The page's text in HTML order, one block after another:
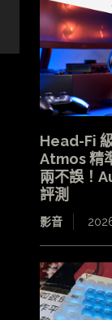
Head-Fi
Atmos 精
兩不誤！
評測
影音